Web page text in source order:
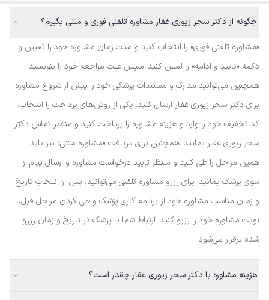
چگونه از دکتر سحر زیوری غفار مشاوره تلفنی فوری و متنی بگیرم؟
«مشاوره تلفنی فوری» را انتخاب کنید و مدت زمان مشاوره خود را تعیین و
دکمه «تایید و ادامه» را لمس کنید. سپس علت مراجعه خود را بنویسید.
همچنین می‌توانید مدارک و مستندات پزشکی خود را پیش از شروع مشاوره
برای دکتر سحر زیوری غفار ارسال کنید. یکی از روش‌های پرداخت را انتخاب،
کد تخفیف خود را وارد و هزینه مشاوره را پرداخت کنید و منتظر تماس دکتر
سحر زیوری غفار بمانید. همچنین برای دریافت «مشاوره متنی» نیز باید
همین مراحل را طی کنید و منتظر تایید درخواست مشاوره و ارسال پیام از
سوی پزشک بمانید. برای رزرو مشاوره تلفنی می‌توانید، پس از انتخاب تاریخ
و زمان مناسب مشاوره خود از برنامه کاری پزشک و طی کردن مراحل قبل،
نوبت مشاوره خود را رزرو کنید. ارتباط شما با پزشک در تاریخ و زمان رزرو
شده برقرار می‌شود.
هزینه مشاوره با دکتر سحر زیوری غفار چقدر است؟